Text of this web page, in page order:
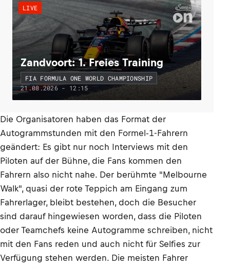
LIVE
Zandvoort: 1. Freies Training
FIA FORMULA ONE WORLD CHAMPIONSHIP
21.08.2026 - 12:15
Die Organisatoren haben das Format der
Autogrammstunden mit den Formel-1-Fahrern
geändert: Es gibt nur noch Interviews mit den
Piloten auf der Bühne, die Fans kommen den
Fahrern also nicht nahe. Der berühmte "Melbourne
Walk", quasi der rote Teppich am Eingang zum
Fahrerlager, bleibt bestehen, doch die Besucher
sind darauf hingewiesen worden, dass die Piloten
oder Teamchefs keine Autogramme schreiben, nicht
mit den Fans reden und auch nicht für Selfies zur
Verfügung stehen werden. Die meisten Fahrer